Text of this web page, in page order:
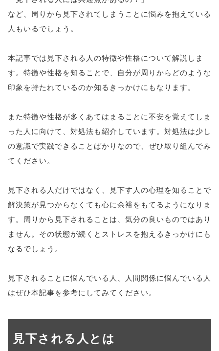
f, 'Gwindow',
'width=550,
menubar=no,
toolbar=no,
); return
false;"> シェア
など、周りから見下されてしまうことに悩みを抱えている
人もいるでしょう。
本記事では見下される人の特徴や性格について解説しま
す。特徴や性格を知ることで、自分が周りからどのような
印象を持たれているのか知るきっかけにもなります。
また特徴や性格が多くあてはまることに不安を覚えてしま
った人に向けて、対処法も紹介しています。対処法は少し
の意識で実践できることばかりなので、ぜひ取り組んでみ
てください。
見下される人だけではなく、見下す人の心理を知ることで
解決策が見つからなくても心に余裕をもてるようになりま
す。周りから見下されることは、気分の良いものではあり
ません。その状態が続くとストレスを抱えるきっかけにも
なるでしょう。
見下されることに悩んでいる人、人間関係に悩んでいる人
はぜひ本記事を参考にしてみてください。
見下される人とは